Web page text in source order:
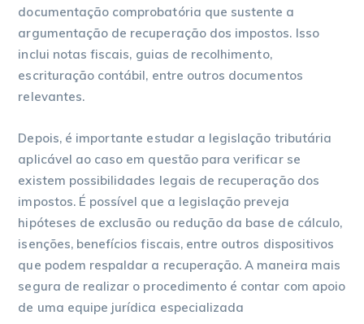
documentação comprobatória que sustente a
argumentação de recuperação dos impostos. Isso
inclui notas fiscais, guias de recolhimento,
escrituração contábil, entre outros documentos
relevantes.
Depois, é importante estudar a legislação tributária
aplicável ao caso em questão para verificar se
existem possibilidades legais de recuperação dos
impostos. É possível que a legislação preveja
hipóteses de exclusão ou redução da base de cálculo,
isenções, benefícios fiscais, entre outros dispositivos
que podem respaldar a recuperação. A maneira mais
segura de realizar o procedimento é contar com apoio
de uma equipe jurídica especializada